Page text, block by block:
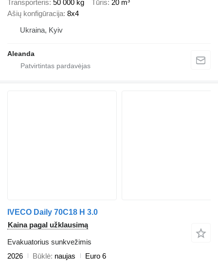
Transporteris 50 000 kg Tūris 20 m³
Ašių konfigūracija 8x4
Ukraina, Kyiv
Aleanda
IVECO Daily 70C18 H 3.0
Kaina pagal užklausimą
Evakuatorius sunkvežimis
2026
Būklė naujas
Euro 6